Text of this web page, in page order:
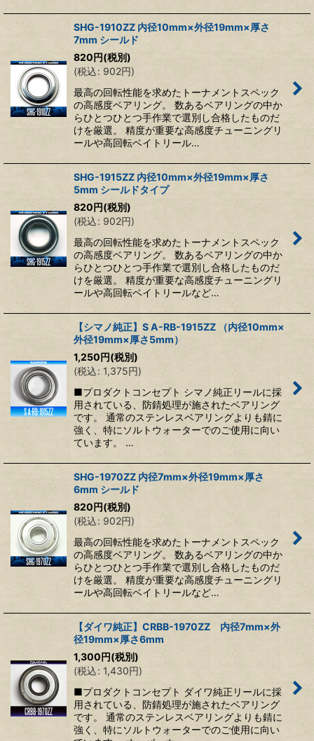
SHG-1910ZZ 内径10mm×外径19mm×厚さ
7mm シールド
820円(税別)
(税込: 902円)
最高の回転性能を求めたトーナメントスペック
の高感度ベアリング。 数あるベアリングの中か
らひとつひとつ手作業で選別し合格したものだ
けを厳選。 精度が重要な高感度チューニングリ
ールや高回転ベイトリール…
SHG-1915ZZ 内径10mm×外径19mm×厚さ
5mm シールドタイプ
820円(税別)
(税込: 902円)
最高の回転性能を求めたトーナメントスペック
の高感度ベアリング。 数あるベアリングの中か
らひとつひとつ手作業で選別し合格したものだ
けを厳選。 精度が重要な高感度チューニングリ
ールや高回転ベイトリールなど…
【シマノ純正】S A-RB-1915ZZ （内径10mm×
外径19mm×厚さ5mm）
1,250円(税別)
(税込: 1,375円)
■プロダクトコンセプト シマノ純正リールに採
用されている、防錆処理が施されたベアリング
です。 通常のステンレスベアリングよりも錆に
強く、特にソルトウォーターでのご使用に向い
ています。 …
SHG-1970ZZ 内径7mm×外径19mm×厚さ
6mm シールド
820円(税別)
(税込: 902円)
最高の回転性能を求めたトーナメントスペック
の高感度ベアリング。 数あるベアリングの中か
らひとつひとつ手作業で選別し合格したものだ
けを厳選。 精度が重要な高感度チューニングリ
ールや高回転ベイトリールなど…
【ダイワ純正】CRBB-1970ZZ 内径7mm×外
径19mm×厚さ6mm
1,300円(税別)
(税込: 1,430円)
■プロダクトコンセプト ダイワ純正リールに採
用されている、防錆処理が施されたベアリング
です。 通常のステンレスベアリングよりも錆に
強く、特にソルトウォーターでのご使用に向い